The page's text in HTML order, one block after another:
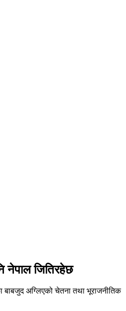
नेपाल जितिरहेछ
बाबजुद अग्लिएको चेतना तथा भूराजनीतिक